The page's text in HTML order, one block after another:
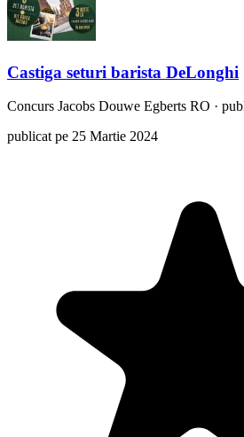
Castiga seturi barista DeLonghi
Concurs Jacobs Douwe Egberts RO ·
publicat pe 25 Martie 2024